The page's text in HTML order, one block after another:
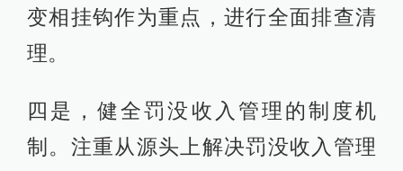
变相挂钩作为重点，进行全面排查清
理。
四是，健全罚没收入管理的制度机
制。注重从源头上解决罚没收入管理